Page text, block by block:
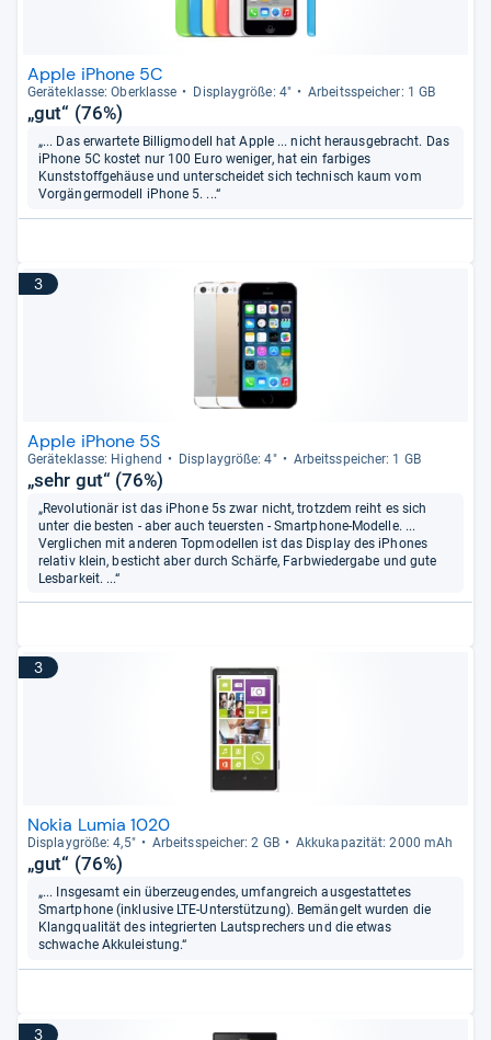
Apple iPhone 5C
Gerä­te­klasse: Ober­klasse Dis­play­größe: 4" Arbeitsspei­cher: 1 GB
„gut“ (76%)
„... Das erwartete Billigmodell hat Apple ... nicht herausgebracht. Das
iPhone 5C kostet nur 100 Euro weniger, hat ein farbiges
Kunststoffgehäuse und unterscheidet sich technisch kaum vom
Vorgängermodell iPhone 5. ...“
3
Apple iPhone 5S
Gerä­te­klasse: Hig­hend Dis­play­größe: 4" Arbeitsspei­cher: 1 GB
„sehr gut“ (76%)
„Revolutionär ist das iPhone 5s zwar nicht, trotzdem reiht es sich
unter die besten - aber auch teuersten - Smartphone-Modelle. ...
Verglichen mit anderen Topmodellen ist das Display des iPhones
relativ klein, besticht aber durch Schärfe, Farbwiedergabe und gute
Lesbarkeit. ...“
3
Nokia Lumia 1020
Dis­play­größe: 4,5" Arbeitsspei­cher: 2 GB Akku­ka­pa­zi­tät: 2000 mAh
„gut“ (76%)
„... Insgesamt ein überzeugendes, umfangreich ausgestattetes
Smartphone (inklusive LTE-Unterstützung). Bemängelt wurden die
Klangqualität des integrierten Lautsprechers und die etwas
schwache Akkuleistung.“
3